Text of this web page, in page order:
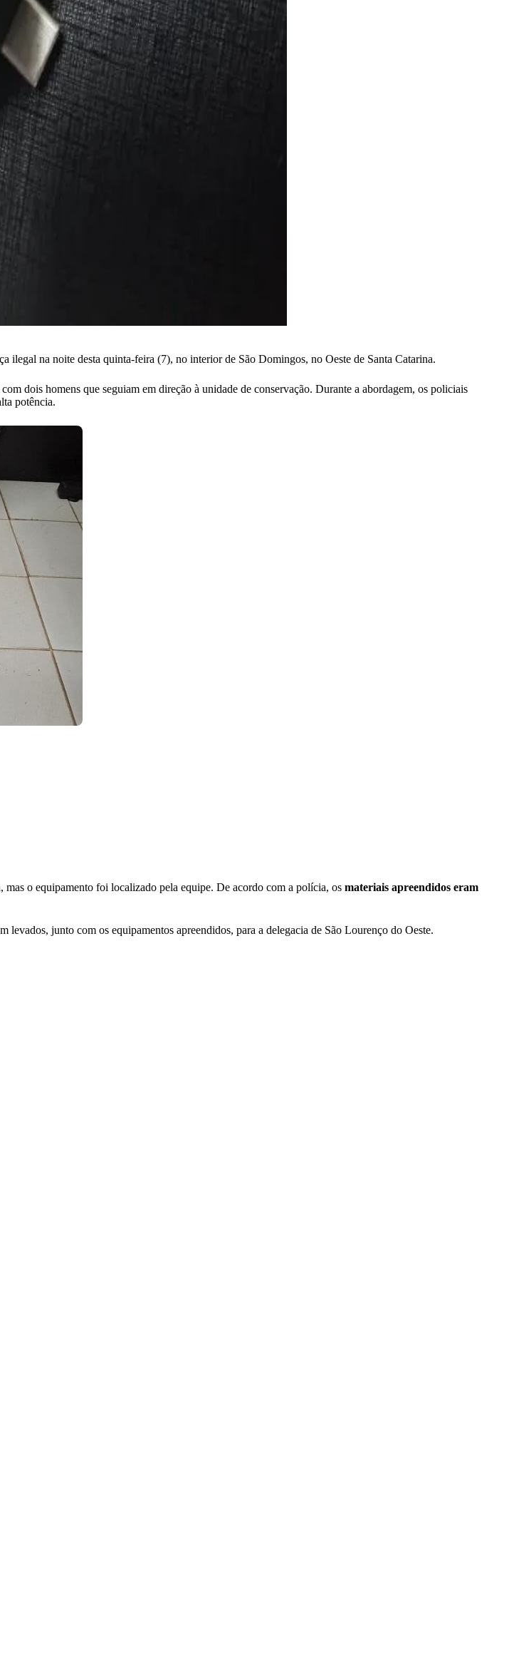
ilegal na noite desta quinta-feira (7), no interior de São Domingos, no Oeste de Santa Catarina.
dois homens que seguiam em direção à unidade de conservação. Durante a abordagem, os policiais
potência.
mas o equipamento foi localizado pela equipe. De acordo com a polícia, os materiais apreendidos eram
levados, junto com os equipamentos apreendidos, para a delegacia de São Lourenço do Oeste.